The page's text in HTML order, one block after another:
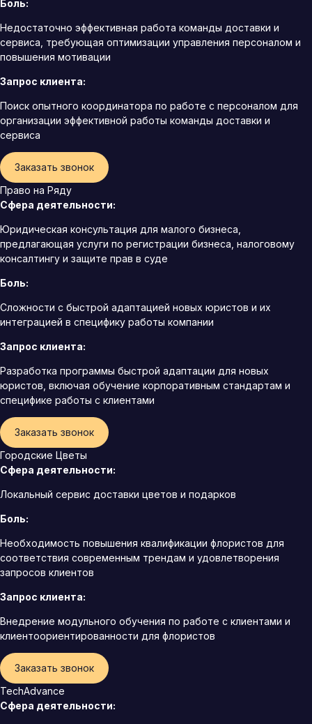
Боль:
Недостаточно эффективная работа команды доставки и
сервиса, требующая оптимизации управления персоналом и
повышения мотивации
Запрос клиента:
Поиск опытного координатора по работе с персоналом для
организации эффективной работы команды доставки и
сервиса
Заказать звонок
Право на Ряду
Сфера деятельности:
Юридическая консультация для малого бизнеса,
предлагающая услуги по регистрации бизнеса, налоговому
консалтингу и защите прав в суде
Боль:
Сложности с быстрой адаптацией новых юристов и их
интеграцией в специфику работы компании
Запрос клиента:
Разработка программы быстрой адаптации для новых
юристов, включая обучение корпоративным стандартам и
специфике работы с клиентами
Заказать звонок
Городские Цветы
Сфера деятельности:
Локальный сервис доставки цветов и подарков
Боль:
Необходимость повышения квалификации флористов для
соответствия современным трендам и удовлетворения
запросов клиентов
Запрос клиента:
Внедрение модульного обучения по работе с клиентами и
клиентоориентированности для флористов
Заказать звонок
TechAdvance
Сфера деятельности: